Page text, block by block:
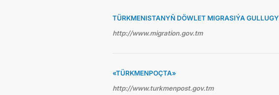
TÜRKMENISTANYŇ DÖWLET MIGRASIÝA GULLUGY
http://www.migration.gov.tm
«TÜRKMENPOÇTA»
http://www.turkmenpost.gov.tm